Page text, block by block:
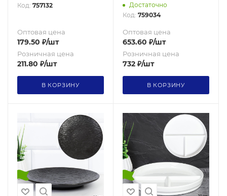
Код: 757132
Оптовая цена
179.50 ₽/шт
Розничная цена
211.80 ₽/шт
В КОРЗИНУ
Достаточно
Код: 759034
Оптовая цена
653.60 ₽/шт
Розничная цена
732 ₽/шт
В КОРЗИНУ